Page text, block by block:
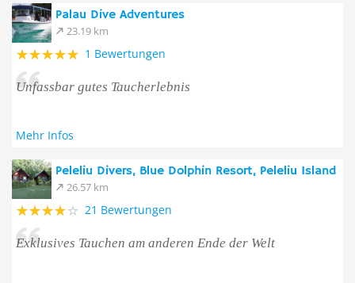
Palau Dive Adventures
23.19 km
1 Bewertungen
Unfassbar gutes Taucherlebnis
Mehr Infos
Peleliu Divers, Blue Dolphin Resort, Peleliu Island
26.57 km
21 Bewertungen
Exklusives Tauchen am anderen Ende der Welt